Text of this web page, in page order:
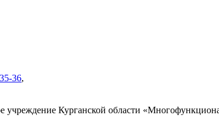
36,
учреждение Курганской области